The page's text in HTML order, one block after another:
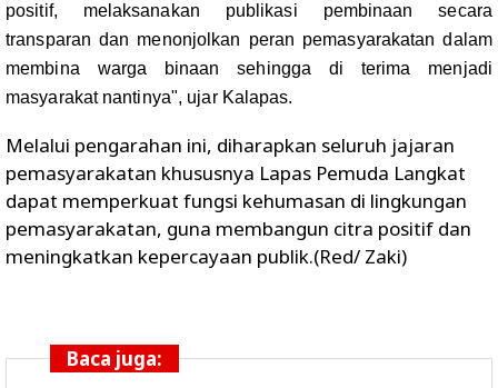
positif, melaksanakan publikasi pembinaan secara
transparan dan menonjolkan peran pemasyarakatan dalam
membina warga binaan sehingga di terima menjadi
masyarakat nantinya", ujar Kalapas.
Melalui pengarahan ini, diharapkan seluruh jajaran
pemasyarakatan khususnya Lapas Pemuda Langkat
dapat memperkuat fungsi kehumasan di lingkungan
pemasyarakatan, guna membangun citra positif dan
meningkatkan kepercayaan publik.(Red/ Zaki)
Baca juga: